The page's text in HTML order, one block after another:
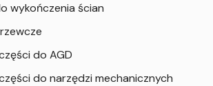
wykończenia ścian
do AGD
do narzędzi mechanicznych